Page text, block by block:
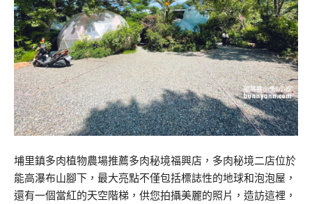
埔里鎮多肉植物農場推薦多肉秘境福興店，多肉秘境二店位於
能高瀑布山腳下，最大亮點不僅包括標誌性的地球和泡泡屋，
還有一個當紅的天空階梯，供您拍攝美麗的照片，造訪這裡，